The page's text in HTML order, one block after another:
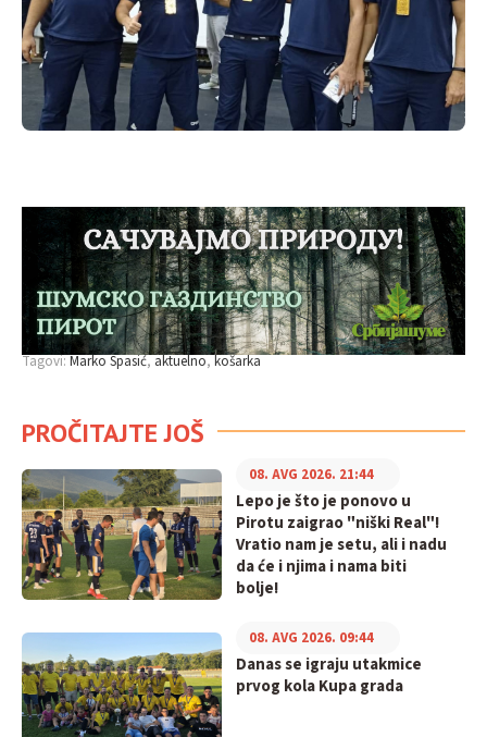
Tagovi:Marko Spasić aktuelno košarka
PROČITAJTE JOŠ
Lepo je što je ponovo u
Pirotu zaigrao "niški Real"!
Vratio nam je setu, ali i nadu
da će i njima i nama biti
bolje!
08. AVG 2026. 21:44
Danas se igraju utakmice
prvog kola Kupa grada
08. AVG 2026. 09:44